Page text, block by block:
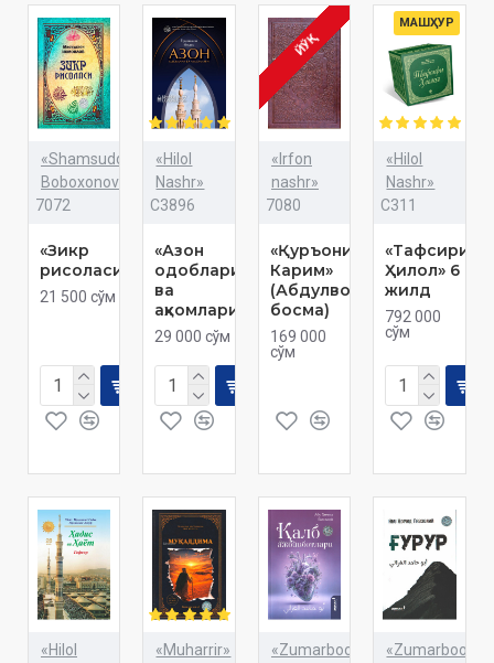
«Shamsuddinxon
Boboxonov»
7072
«Зикр
рисоласи»
21 500 сўм
«Hilol
Nashr»
C3896
«Азон
одоблари
ва
аҳкомлари»
29 000 сўм
ЙЎҚ
«Irfon
nashr»
7080
«Қуръони
Карим»
(Абдулвоҳидий
босма)
169 000
сўм
МАШҲУР
«Hilol
Nashr»
C311
«Тафсири
Ҳилол» 6
жилд
792 000
сўм
«Hilol
«Muharrir»
«Zumarbooks»
«Zumarbooks»